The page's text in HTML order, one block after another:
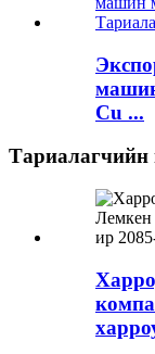
Cu ...
Тариалагчийн